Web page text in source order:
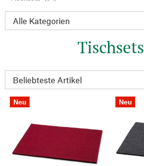
Tischsets
Neu Neu